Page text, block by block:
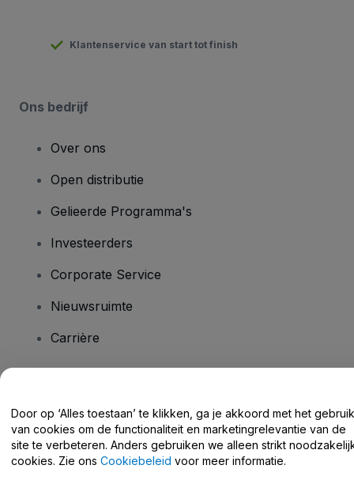
Klantenservice van start tot finish
Ons bedrijf
Over ons
Open distributie
Gelieerde Programma's
Investeerders
Corporate Service
Nieuwsruimte
Carrière
Helpcentrum / Neem Contact Met Ons Op
Door op ‘Alles toestaan’ te klikken, ga je akkoord met het gebruik
van cookies om de functionaliteit en marketingrelevantie van de
site te verbeteren. Anders gebruiken we alleen strikt
cookies. Zie ons Cookiebeleid voor meer informatie.